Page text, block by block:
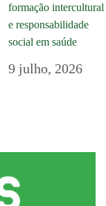
formação intercultural
e responsabilidade
social em saúde
9 julho, 2026